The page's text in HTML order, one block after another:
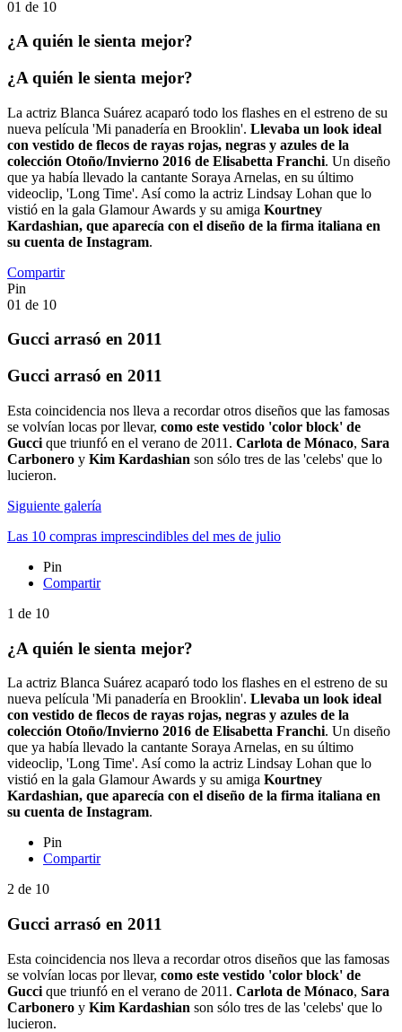
01 de 10
¿A quién le sienta mejor?
¿A quién le sienta mejor?
La actriz Blanca Suárez acaparó todo los flashes en el estreno de su
nueva película 'Mi panadería en Brooklin'. Llevaba un look ideal
con vestido de flecos de rayas rojas, negras y azules de la
colección Otoño/Invierno 2016 de Elisabetta Franchi. Un diseño
que ya había llevado la cantante Soraya Arnelas, en su último
videoclip, 'Long Time'. Así como la actriz Lindsay Lohan que lo
vistió en la gala Glamour Awards y su amiga Kourtney
Kardashian, que aparecía con el diseño de la firma italiana en
su cuenta de Instagram.
Compartir
Pin
01 de 10
Gucci arrasó en 2011
Gucci arrasó en 2011
Esta coincidencia nos lleva a recordar otros diseños que las famosas
se volvían locas por llevar, como este vestido 'color block' de
Gucci que triunfó en el verano de 2011. Carlota de Mónaco, Sara
Carbonero y Kim Kardashian son sólo tres de las 'celebs' que lo
lucieron.
Siguiente galería
Las 10 compras imprescindibles del mes de julio
Pin
Compartir
1 de 10
¿A quién le sienta mejor?
La actriz Blanca Suárez acaparó todo los flashes en el estreno de su
nueva película 'Mi panadería en Brooklin'. Llevaba un look ideal
con vestido de flecos de rayas rojas, negras y azules de la
colección Otoño/Invierno 2016 de Elisabetta Franchi. Un diseño
que ya había llevado la cantante Soraya Arnelas, en su último
videoclip, 'Long Time'. Así como la actriz Lindsay Lohan que lo
vistió en la gala Glamour Awards y su amiga Kourtney
Kardashian, que aparecía con el diseño de la firma italiana en
su cuenta de Instagram.
Pin
Compartir
2 de 10
Gucci arrasó en 2011
Esta coincidencia nos lleva a recordar otros diseños que las famosas
se volvían locas por llevar, como este vestido 'color block' de
Gucci que triunfó en el verano de 2011. Carlota de Mónaco, Sara
Carbonero y Kim Kardashian son sólo tres de las 'celebs' que lo
lucieron.